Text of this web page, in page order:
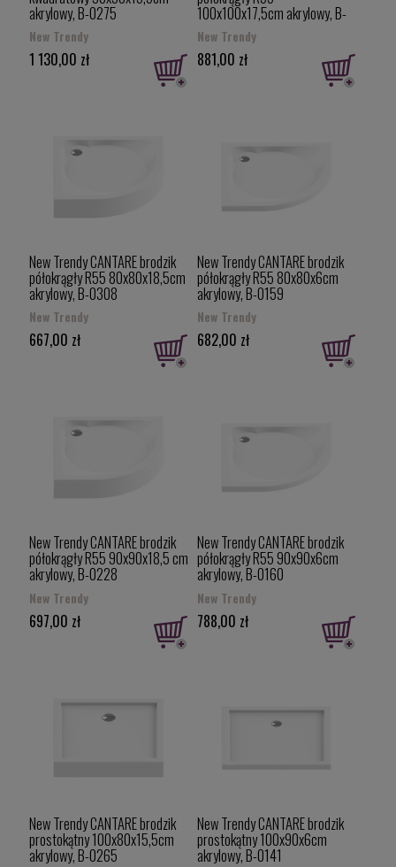
akrylowy, B-0275
New Trendy
1 130,00 zł
100x100x17,5cm akrylowy, B-
0254
New Trendy
881,00 zł
New Trendy CANTARE brodzik
półokrągły R55 80x80x18,5cm
akrylowy, B-0308
New Trendy
667,00 zł
New Trendy CANTARE brodzik
półokrągły R55 80x80x6cm
akrylowy, B-0159
New Trendy
682,00 zł
New Trendy CANTARE brodzik
półokrągły R55 90x90x18,5 cm
akrylowy, B-0228
New Trendy
697,00 zł
New Trendy CANTARE brodzik
półokrągły R55 90x90x6cm
akrylowy, B-0160
New Trendy
788,00 zł
New Trendy CANTARE brodzik
prostokątny 100x80x15,5cm
akrylowy, B-0265
New Trendy CANTARE brodzik
prostokątny 100x90x6cm
akrylowy, B-0141